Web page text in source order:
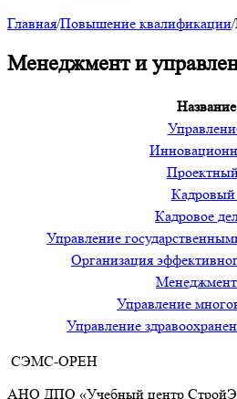
Главная/Повышение квалификации/
Менеджмент и
Кадровое
Управление
Организация
Менеджмент
Управление
Управление
СЭМС-ОРЕН
АНО ДПО «Учебный центр